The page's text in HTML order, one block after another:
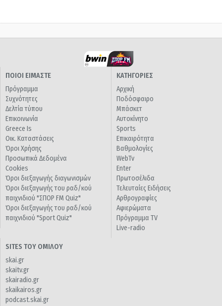
ΠΟΙΟΙ ΕΙΜΑΣΤΕ
Πρόγραμμα
Συχνότητες
Δελτία τύπου
Επικοινωνία
Greece Is
Οικ. Καταστάσεις
Όροι Χρήσης
Προσωπικά Δεδομένα
Cookies
Όροι διεξαγωγής διαγωνισμών
Όροι διεξαγωγής του ραδ/κού
παιχνιδιού "ΣΠΟΡ FM Quiz"
Όροι διεξαγωγής του ραδ/κού
παιχνιδιού "Sport Quiz"
ΚΑΤΗΓΟΡΙΕΣ
Αρχική
Ποδόσφαιρο
Μπάσκετ
Αυτοκίνητο
Sports
Επικαιρότητα
Βαθμολογίες
WebTv
Enter
Πρωτοσέλιδα
Τελευταίες Ειδήσεις
Αρθρογραφίες
Αφιερώματα
Πρόγραμμα TV
Live-radio
SITES ΤΟΥ ΟΜΙΛΟΥ
skai.gr
skaitv.gr
skairadio.gr
skaikairos.gr
podcast.skai.gr